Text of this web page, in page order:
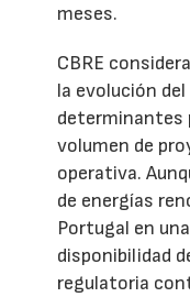
meses.
CBRE
la evolución
determinantes
volumen de
operativa.
de energías
Portugal en
disponibilidad
regulatoria